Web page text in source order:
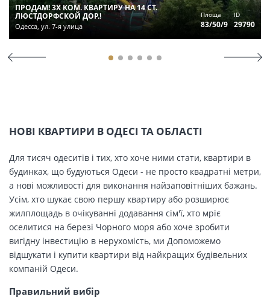
ПРОДАМ! 3Х КОМ. КВАРТИРУ НА 14 СТ.
ЛЮСТДОРФСКОЙ ДОР.!
Одесса, ул. 7-я улица
Площа
83/50/9
ID
29790
НОВІ КВАРТИРИ В ОДЕСІ ТА ОБЛАСТІ
Для тисяч одеситів і тих, хто хоче ними стати, квартири в
будинках, що будуються Одеси - не просто квадратні метри,
а нові можливості для виконання найзаповітніших бажань.
Усім, хто шукає свою першу квартиру або розширює
жилплощадь в очікуванні додавання сім'ї, хто мріє
оселитися на березі Чорного моря або хоче зробити
вигідну інвестицію в нерухомість, ми Допоможемо
відшукати і купити квартири від найкращих будівельних
компаній Одеси.
Правильний вибір